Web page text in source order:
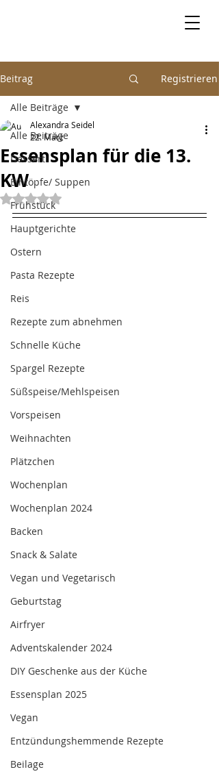
Beitrag Registrieren
Alle Beiträge
Dessert
Eintöpfe/ Suppen
Frühstück
Hauptgerichte
Ostern
Pasta Rezepte
Reis
Rezepte zum abnehmen
Schnelle Küche
Spargel Rezepte
Süßspeise/Mehlspeisen
Vorspeisen
Weihnachten
Plätzchen
Wochenplan
Wochenplan 2024
Backen
Snack & Salate
Vegan und Vegetarisch
Geburtstag
Airfryer
Adventskalender 2024
DIY Geschenke aus der Küche
Essensplan 2025
Vegan
Entzündungshemmende Rezepte
Beilage
Alle Beiträge
Essensplan für die 13.
KW
Alexandra Seidel
22. März
Mit NaN von 5 Sternen bewertet.